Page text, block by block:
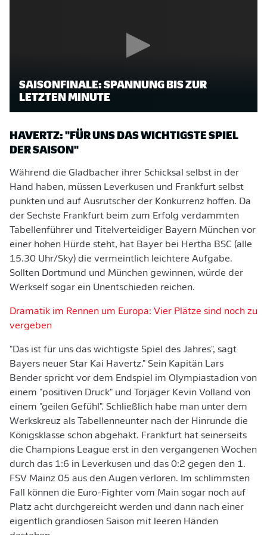
SAISONFINALE: SPANNUNG BIS ZUR
LETZTEN MINUTE
HAVERTZ: "FÜR UNS DAS WICHTIGSTE SPIEL
DER SAISON"
Während die Gladbacher ihrer Schicksal selbst in der
Hand haben, müssen Leverkusen und Frankfurt selbst
punkten und auf Ausrutscher der Konkurrenz hoffen. Da
der Sechste Frankfurt beim zum Erfolg verdammten
Tabellenführer und Titelverteidiger Bayern München vor
einer hohen Hürde steht, hat Bayer bei Hertha BSC (alle
15.30 Uhr/Sky) die vermeintlich leichtere Aufgabe.
Sollten Dortmund und München gewinnen, würde der
Werkself sogar ein Unentschieden reichen.
Dramatik im Rennen um Europa: Vier Plätze sind noch zu
vergeben
"Das ist für uns das wichtigste Spiel des Jahres", sagt
Bayers neuer Star Kai Havertz." Sein Kapitän Lars
Bender spricht vor dem Endspiel im Olympiastadion von
einem "positiven Druck" und Torjäger Kevin Volland von
einem "geilen Gefühl". Schließlich habe man unter dem
Werkskreuz als Tabellenneunter nach der Hinrunde die
Königsklasse schon abgehakt. Frankfurt hat seinerseits
die Champions League erst in den vergangenen Wochen
durch das 1:6 in Leverkusen und das 0:2 gegen den 1.
FSV Mainz 05 aus den Augen verloren. Im schlimmsten
Fall können die Euro-Fighter vom Main sogar noch auf
Platz acht durchgereicht werden und dann nach einer
eigentlich grandiosen Saison mit leeren Händen